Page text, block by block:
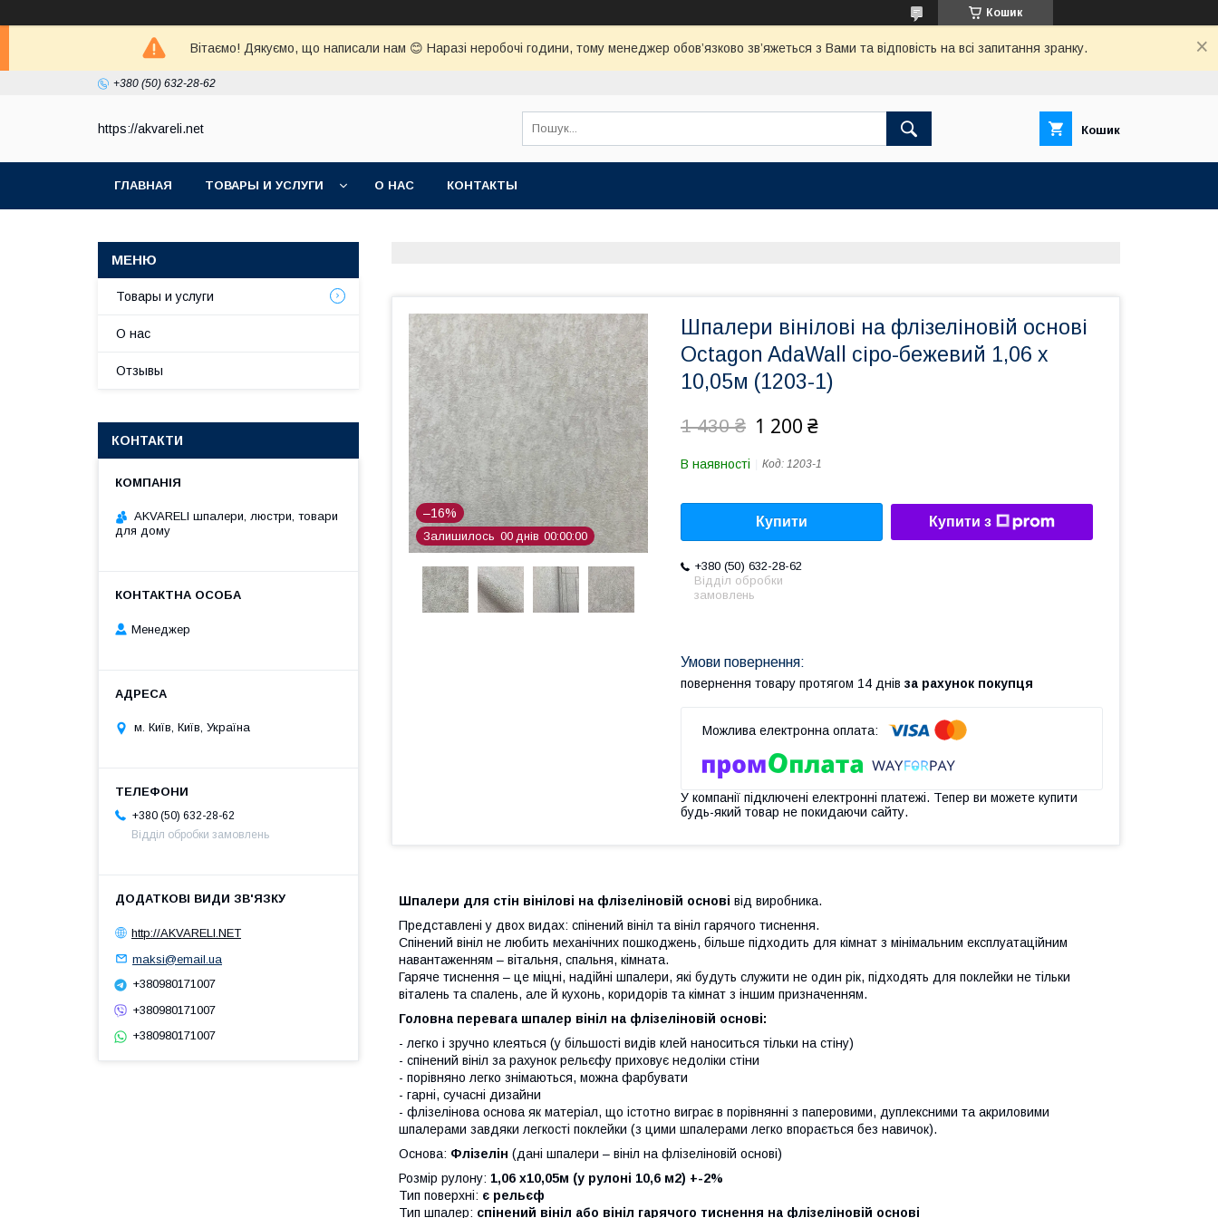
Кошик
Вітаємо! Дякуємо, що написали нам 😊 Наразі неробочі години, тому менеджер обов’язково зв’яжеться з Вами та відповість на всі запитання зранку.
+380 (50) 632-28-62
https://akvareli.net Кошик
ГЛАВНАЯ ТОВАРЫ И УСЛУГИ О НАС КОНТАКТЫ
–16%
Залишилось 00 днів 00 00 00
Шпалери вінілові на флізеліновій основі
Octagon AdaWall сіро-бежевий 1,06 х
10,05м (1203-1)
1 430 ₴ 1 200 ₴
В наявності Код: 1203-1
Купити Купити з
+380 (50) 632-28-62
Відділ обробки
замовлень
повернення товару протягом 14 днів за рахунок покупця
У компанії підключені електронні платежі. Тепер ви можете купити
будь-який товар не покидаючи сайту.
Шпалери для стін вінілові на флізеліновій основі від виробника.
Представлені у двох видах: спінений вініл та вініл гарячого тиснення.
Спінений вініл не любить механічних пошкоджень, більше підходить для кімнат з мінімальним експлуатаційним
навантаженням – вітальня, спальня, кімната.
Гаряче тиснення – це міцні, надійні шпалери, які будуть служити не один рік, підходять для поклейки не тільки
віталень та спалень, але й кухонь, коридорів та кімнат з іншим призначенням.
Головна перевага шпалер вініл на флізеліновій основі:
- легко і зручно клеяться (у більшості видів клей наноситься тільки на стіну)
- спінений вініл за рахунок рельєфу приховує недоліки стіни
- порівняно легко знімаються, можна фарбувати
- гарні, сучасні дизайни
- флізелінова основа як матеріал, що істотно виграє в порівнянні з паперовими, дуплексними та акриловими
шпалерами завдяки легкості поклейки (з цими шпалерами легко впорається без навичок).
Основа: Флізелін (дані шпалери – вініл на флізеліновій основі)
Розмір рулону: 1,06 х10,05м (у рулоні 10,6 м2) +-2%
Тип поверхні: є рельєф
Тип шпалер: спінений вініл або вініл гарячого тиснення на флізеліновій основі
Товары и услуги
О нас
Отзывы
КОНТАКТИ
AKVARELI шпалери, люстри, товари
для дому
Менеджер
м. Київ, Київ, Україна
+380 (50) 632-28-62
Відділ обробки замовлень
http://AKVARELI.NET
maksi@email.ua
+380980171007
+380980171007
+380980171007